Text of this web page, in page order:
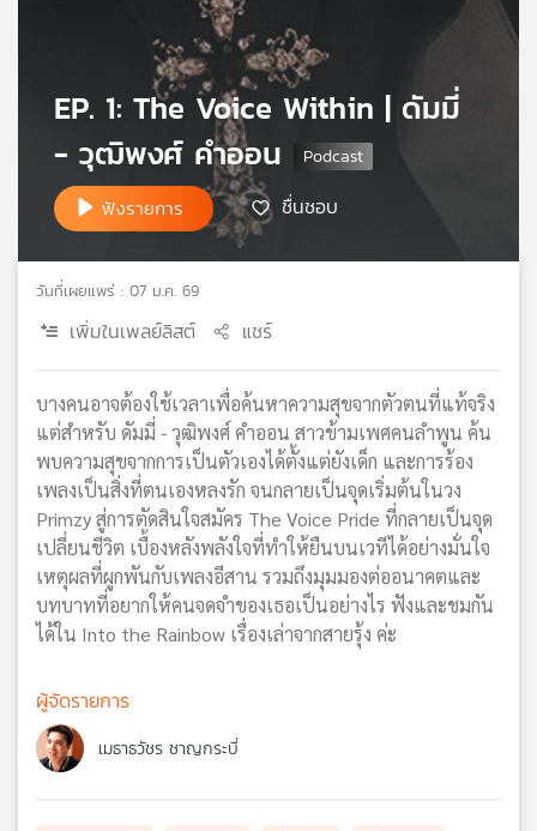
แผนที่
EP. 1: The Voice Within | ดัมมี่
- วุฒิพงศ์ คำออน
ฟังรายการ ชื่นชอบ
วันที่เผยแพร่ : 07 ม.ค. 69
เพิ่มในเพลย์ลิสต์ แชร์
บางคนอาจต้องใช้เวลาเพื่อค้นหาความสุขจากตัวตนที่แท้จริง
แต่สำหรับ ดัมมี่ - วุฒิพงศ์ คำออน สาวข้ามเพศคนลำพูน ค้น
พบความสุขจากการเป็นตัวเองได้ตั้งแต่ยังเด็ก และการร้อง
เพลงเป็นสิ่งที่ตนเองหลงรัก จนกลายเป็นจุดเริ่มต้นในวง
Primzy สู่การตัดสินใจสมัคร The Voice Pride ที่กลายเป็นจุด
เปลี่ยนชีวิต เบื้องหลังพลังใจที่ทำให้ยืนบนเวทีได้อย่างมั่นใจ
เหตุผลที่ผูกพันกับเพลงอีสาน รวมถึงมุมมองต่ออนาคตและ
บทบาทที่อยากให้คนจดจำของเธอเป็นอย่างไร ฟังและชมกัน
ได้ใน Into the Rainbow เรื่องเล่าจากสายรุ้ง ค่ะ
ผู้จัดรายการ
เมธาธวัชร ชาญกระบี่